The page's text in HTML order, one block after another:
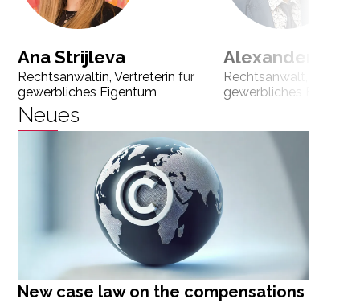
Ana Strijleva
Rechtsanwältin, Vertreterin für
gewerbliches Eigentum
Alexander
Rechtsanwalt,
gewerbliches
Neues
New case law on the compensations